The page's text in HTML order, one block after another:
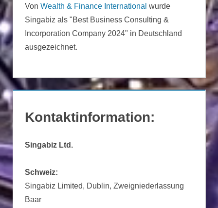
Von Wealth & Finance International wurde
Singabiz als "Best Business Consulting &
Incorporation Company 2024" in Deutschland
ausgezeichnet.
Kontaktinformation:
Singabiz Ltd.
Schweiz:
Singabiz Limited, Dublin, Zweigniederlassung
Baar